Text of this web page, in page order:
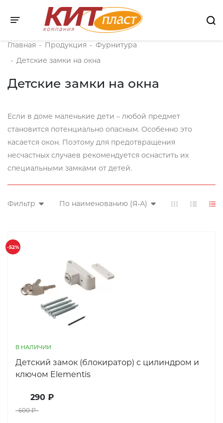
Toggle navigation
Главная - Продукция - Фурнитура
- Детские замки на окна
Детские замки на окна
Если в доме маленькие дети – любой предмет
становится потенциально опасным. Особенно это
касается окон. Поэтому для предотвращения
несчастных случаев рекомендуется оснастить их
специальными замками от детей.
Фильтр По наименованию (Я-А)
-52%
В НАЛИЧИИ
Детский замок (блокиратор) с цилиндром и
ключом Elementis
290 ₽
600 ₽